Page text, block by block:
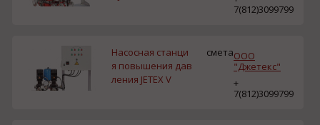
7(812)3099799
Насосная станци
я повышения дав
ления JETEX V
сметаООО
"Джетекс"
+
7(812)3099799